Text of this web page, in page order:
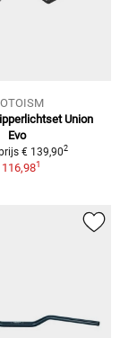
Union
Evo
€ 139,902
116,981